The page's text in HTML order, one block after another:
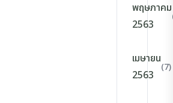
พฤษภาคม
2563
เมษายน
2563
(7)